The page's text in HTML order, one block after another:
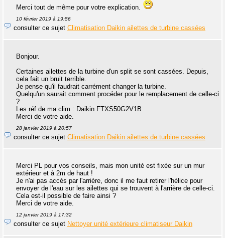
Merci tout de même pour votre explication.
10 février 2019 à 19:56
consulter ce sujet Climatisation Daikin ailettes de turbine cassées
Bonjour.
Certaines ailettes de la turbine d'un split se sont cassées. Depuis,
cela fait un bruit terrible.
Je pense qu'il faudrait carrément changer la turbine.
Quelqu'un saurait comment procéder pour le remplacement de celle-ci
?
Les réf de ma clim : Daikin FTXS50G2V1B
Merci de votre aide.
28 janvier 2019 à 20:57
consulter ce sujet Climatisation Daikin ailettes de turbine cassées
Merci PL pour vos conseils, mais mon unité est fixée sur un mur
extérieur et à 2m de haut !
Je n'ai pas accès par l'arrière, donc il me faut retirer l'hélice pour
envoyer de l'eau sur les ailettes qui se trouvent à l'arrière de celle-ci.
Cela est-il possible de faire ainsi ?
Merci de votre aide.
12 janvier 2019 à 17:32
consulter ce sujet Nettoyer unité extérieure climatiseur Daikin